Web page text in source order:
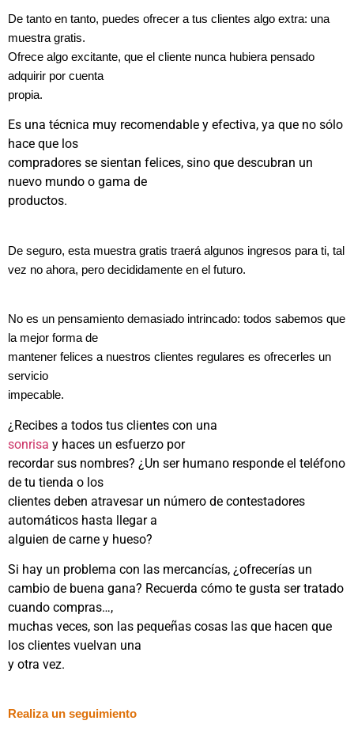
De tanto en tanto, puedes ofrecer a tus clientes algo extra: una
muestra gratis.
Ofrece algo excitante, que el cliente nunca hubiera pensado
adquirir por cuenta
propia.
Es una técnica muy recomendable y efectiva, ya que no sólo
hace que los
compradores se sientan felices, sino que descubran un
nuevo mundo o gama de
productos.
De seguro, esta muestra gratis traerá algunos ingresos para ti, tal
vez no ahora, pero decididamente en el futuro.
No es un pensamiento demasiado intrincado: todos sabemos que
la mejor forma de
mantener felices a nuestros clientes regulares es ofrecerles un
servicio
impecable.
¿Recibes a todos tus clientes con una
sonrisa y haces un esfuerzo por
recordar sus nombres? ¿Un ser humano responde el teléfono
de tu tienda o los
clientes deben atravesar un número de contestadores
automáticos hasta llegar a
alguien de carne y hueso?
Si hay un problema con las mercancías, ¿ofrecerías un
cambio de buena gana? Recuerda cómo te gusta ser tratado
cuando compras…,
muchas veces, son las pequeñas cosas las que hacen que
los clientes vuelvan una
y otra vez.
Realiza un seguimiento